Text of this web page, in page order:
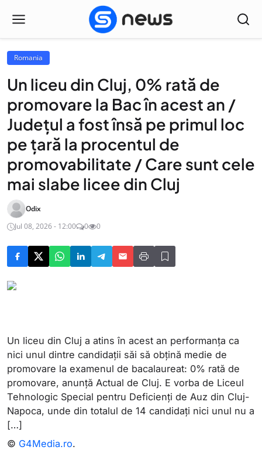
Romania
Un liceu din Cluj, 0% rată de
promovare la Bac în acest an /
Județul a fost însă pe primul loc
pe țară la procentul de
promovabilitate / Care sunt cele
mai slabe licee din Cluj
Odix
Jul 08, 2026 - 12:00
0 0
Un liceu din Cluj a atins în acest an performanța ca
nici unul dintre candidații săi să obțină medie de
promovare la examenul de bacalaureat: 0% rată de
promovare, anunță Actual de Cluj. E vorba de Liceul
Tehnologic Special pentru Deficienți de Auz din Cluj-
Napoca, unde din totalul de 14 candidați nici unul nu a
[…]
© G4Media.ro.